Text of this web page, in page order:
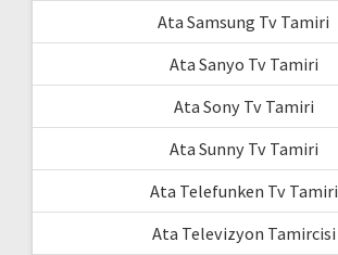
Ata Samsung Tv Tamiri
Ata Sanyo Tv Tamiri
Ata Sony Tv Tamiri
Ata Sunny Tv Tamiri
Ata Telefunken Tv Tamiri
Ata Televizyon Tamircisi